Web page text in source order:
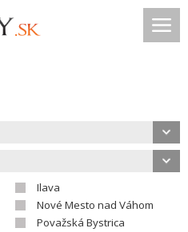
Ilava
Nové Mesto nad Váhom
Považská Bystrica